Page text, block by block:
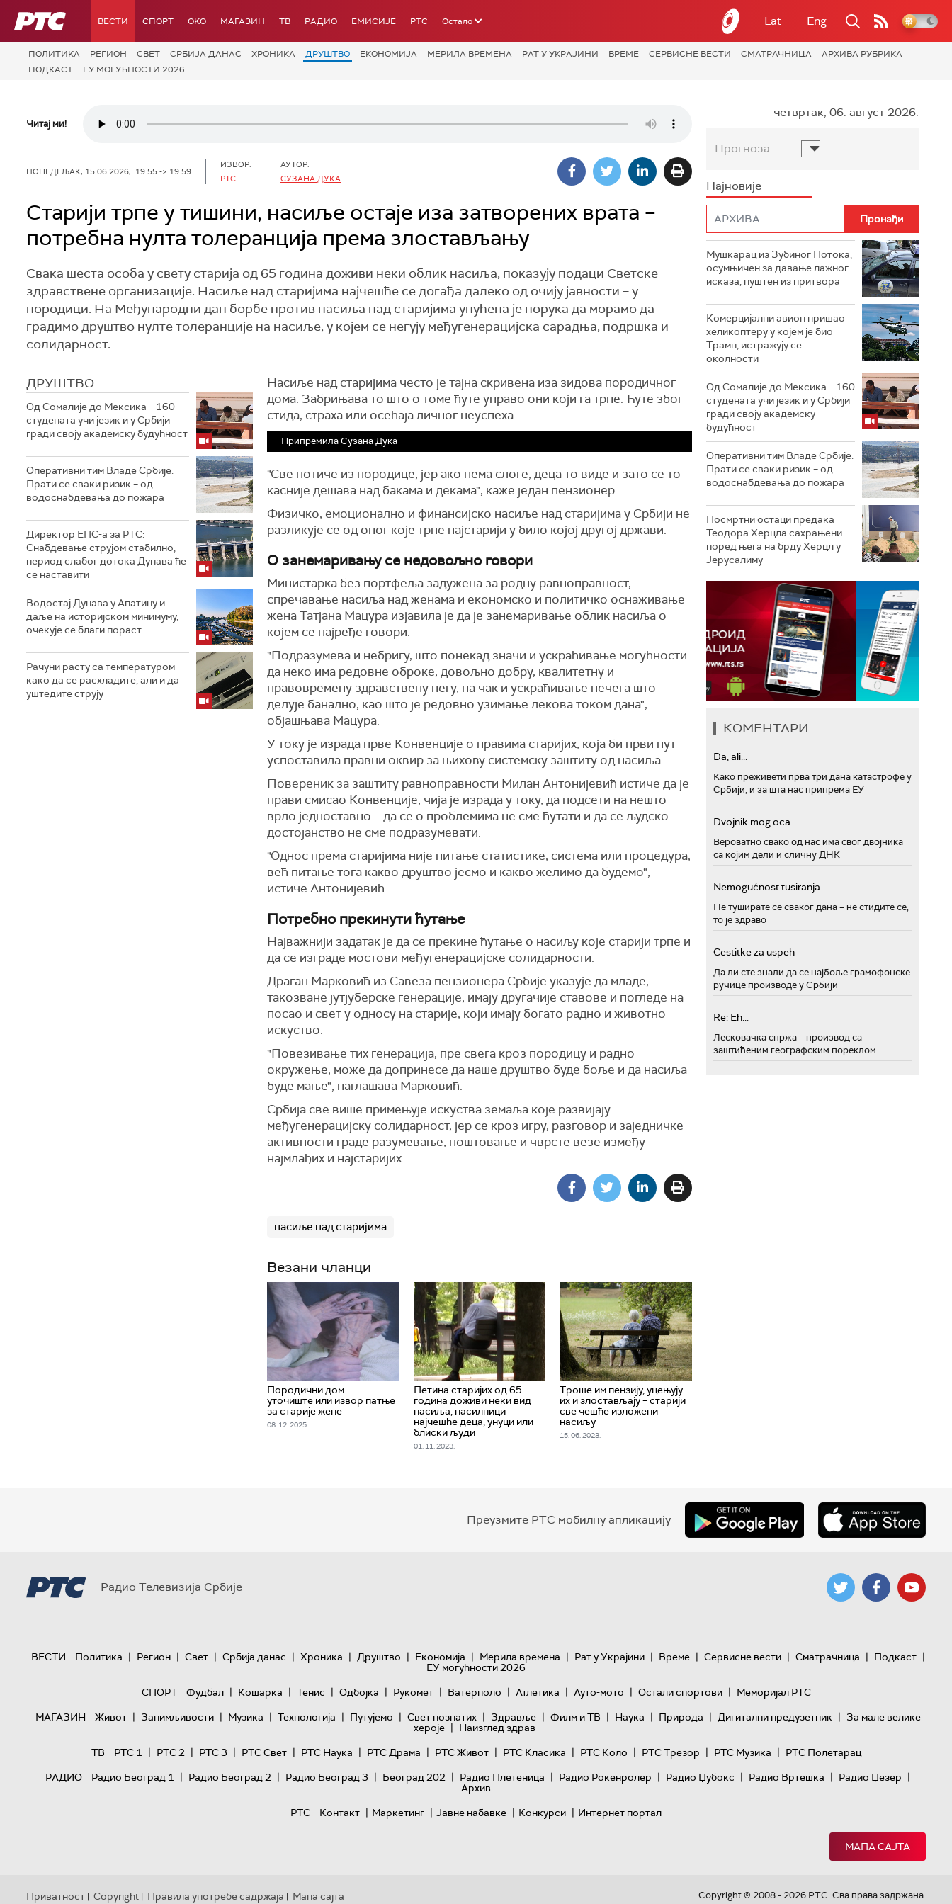
РТС ВЕСТИ СПОРТ OKO МАГАЗИН ТВ РАДИО ЕМИСИЈЕ РТС Остало Lat Eng
ПОЛИТИКА РЕГИОН СВЕТ СРБИЈА ДАНАС ХРОНИКА ДРУШТВО ЕКОНОМИЈА МЕРИЛА ВРЕМЕНА РАТ У УКРАЈИНИ ВРЕМЕ СЕРВИСНЕ ВЕСТИ СМАТРАЧНИЦА
АРХИВА РУБРИКА
ПОДКАСТ
ЕУ МОГУЋНОСТИ 2026
Читај ми!
ПОНЕДЕЉАК, 15.06.2026, 19:55 -> 19:59
ИЗВОР:
РТС
АУТОР:
СУЗАНА ДУКА
Старији трпе у тишини, насиље остаје иза затворених врата –
потребна нулта толеранција према злостављању
Свака шеста особа у свету старија од 65 година доживи неки облик насиља, показују подаци Светске
здравствене организације. Насиље над старијима најчешће се догађа далеко од очију јавности – у
породици. На Међународни дан борбе против насиља над старијима упућена је порука да морамо да
градимо друштво нулте толеранције на насиље, у којем се негују међугенерацијска сарадња, подршка и
солидарност.
ДРУШТВО
Од Сомалије до Мексика – 160
студената учи језик и у Србији
гради своју академску будућност
Оперативни тим Владе Србије:
Прати се сваки ризик – од
водоснабдевања до пожара
Директор ЕПС-а за РТС:
Снабдевање струјом стабилно,
период слабог дотока Дунава ће
се наставити
Водостај Дунава у Апатину и
даље на историјском минимуму,
oчекује се благи пораст
Рачуни расту са температуром –
како да се расхладите, али и да
уштедите струју
Насиље над старијима често је тајна скривена иза зидова породичног
дома. Забрињава то што о томе ћуте управо они који га трпе. Ћуте због
стида, страха или осећаја личног неуспеха.
Припремила Сузана Дука
"Све потиче из породице, јер ако нема слоге, деца то виде и зато се то
касније дешава над бакама и декама", каже један пензионер.
Физичко, емоционално и финансијско насиље над старијима у Србији не
разликује се од оног које трпе најстарији у било којој другој држави.
О занемаривању се недовољно говори
Министарка без портфеља задужена за родну равноправност,
спречавање насиља над женама и економско и политичко оснаживање
жена Татјана Мацура изјавила је да је занемаривање облик насиља о
којем се најређе говори.
"Подразумева и небригу, што понекад значи и ускраћивање могућности
да неко има редовне оброке, довољно добру, квалитетну и
правовремену здравствену негу, па чак и ускраћивање нечега што
делује банално, као што је редовно узимање лекова током дана",
објашњава Мацура.
У току је израда прве Конвенције о правима старијих, која би први пут
успоставила правни оквир за њихову системску заштиту од насиља.
Повереник за заштиту равноправности Милан Антонијевић истиче да је
прави смисао Конвенције, чија је израда у току, да подсети на нешто
врло једноставно – да се о проблемима не сме ћутати и да се људско
достојанство не сме подразумевати.
"Однос према старијима није питање статистике, система или процедура,
већ питање тога какво друштво јесмо и какво желимо да будемо",
истиче Антонијевић.
Потребно прекинути ћутање
Најважнији задатак је да се прекине ћутање о насиљу које старији трпе и
да се изграде мостови међугенерацијске солидарности.
Драган Марковић из Савеза пензионера Србије указује да младе,
такозване јутјуберске генерације, имају другачије ставове и погледе на
посао и свет у односу на старије, који имају богато радно и животно
искуство.
"Повезивање тих генерација, пре свега кроз породицу и радно
окружење, може да допринесе да наше друштво буде боље и да насиља
буде мање", наглашава Марковић.
Србија све више примењује искуства земаља које развијају
међугенерацијску солидарност, јер се кроз игру, разговор и заједничке
активности граде разумевање, поштовање и чврсте везе између
најмлађих и најстаријих.
насиље над старијима
Везани чланци
Породични дом –
уточиште или извор патње
за старије жене
08. 12. 2025.
Петина старијих од 65
година доживи неки вид
насиља, насилници
најчешће деца, унуци или
блиски људи
01. 11. 2023.
Троше им пензију, уцењују
их и злостављају – старији
све чешће изложени
насиљу
15. 06. 2023.
четвртак, 06. август 2026.
Прогноза
Најновије
Мушкарац из Зубиног Потока,
осумњичен за давање лажног
исказа, пуштен из притвора
Комерцијални авион пришао
хеликоптеру у којем је био
Трамп, истражују се
околности
Од Сомалије до Мексика – 160
студената учи језик и у Србији
гради своју академску
будућност
Оперативни тим Владе Србије:
Прати се сваки ризик – од
водоснабдевања до пожара
Посмртни остаци предака
Теодора Херцла сахрањени
поред њега на брду Херцл у
Јерусалиму
КОМЕНТАРИ
Da, ali...
Како преживети прва три дана катастрофе у
Србији, и за шта нас припрема ЕУ
Dvojnik mog oca
Вероватно свако од нас има свог двојника
са којим дели и сличну ДНК
Nemogućnost tusiranja
Не туширате се сваког дана – не стидите се,
то је здраво
Cestitke za uspeh
Да ли сте знали да се најбоље грамофонске
ручице производе у Србији
Re: Eh...
Лесковачка спржа – производ са
заштићеним географским пореклом
Преузмите РТС мобилну апликацију
Радио Телевизија Србије
ВЕСТИ Политика | Регион | Свет | Србија данас | Хроника | Друштво | Економија | Мерила времена | Рат у Украјини | Време | Сервисне вести | Сматрачница | Подкаст |
ЕУ могућности 2026
СПОРТ
Фудбал | Кошарка | Тенис | Одбојка | Рукомет | Ватерполо | Атлетика | Ауто-мото | Остали спортови | Меморијал РТС
МАГАЗИН
Живот | Занимљивости | Музика | Технологијa | Путујемо | Свет познатих | Здравље | Филм и ТВ | Наука | Природа | Дигитални предузетник | За мале велике
хероје | Наизглед здрав
ТВ
РТС 1 | РТС 2 | РТС 3 | РТС Свет | РТС Наука | РТС Драма | РТС Живот | РТС Класика | РТС Коло | РТС Трезор | РТС Музика | РТС Полетарац
РАДИО
Радио Београд 1 | Радио Београд 2 | Радио Београд 3 | Београд 202 | Радио Плетеница | Радио Рокенролер | Радио Џубокс | Радио Вртешка | Радио Џезер |
Архив
РТС
Контакт | Маркетинг | Јавне набавке | Конкурси | Интернет портал
МАПА САЈТА
Приватност | Copyright | Правила употребе садржаја | Мапа сајта Copyright © 2008 - 2026 РТС. Сва права задржана.